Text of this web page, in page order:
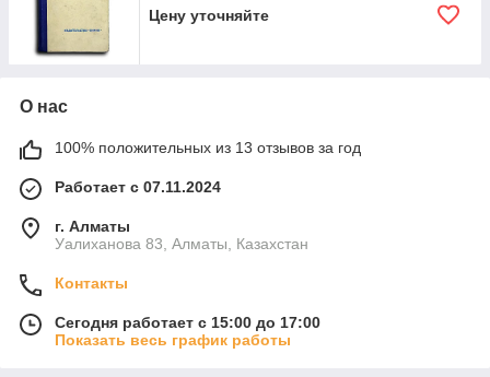
Цену уточняйте
О нас
100% положительных из 13 отзывов за год
Работает с 07.11.2024
г. Алматы
Уалиханова 83, Алматы, Казахстан
Контакты
Сегодня работает с 15:00 до 17:00
Показать весь график работы